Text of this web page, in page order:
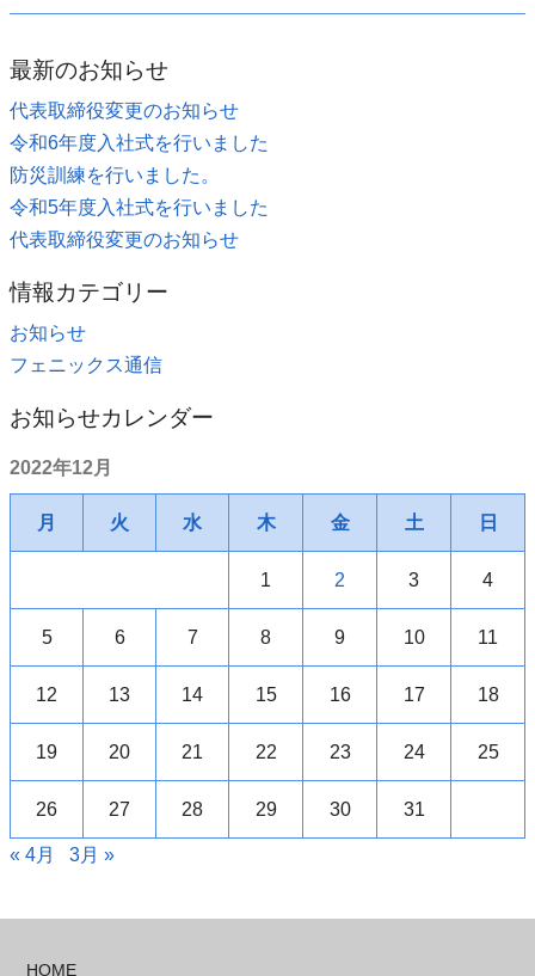
最新のお知らせ
代表取締役変更のお知らせ
令和6年度入社式を行いました
防災訓練を行いました。
令和5年度入社式を行いました
代表取締役変更のお知らせ
情報カテゴリー
お知らせ
フェニックス通信
お知らせカレンダー
2022年12月
月 火 水 木 金 土 日
1 2 3 4
5 6 7 8 9 10 11
12 13 14 15 16 17 18
19 20 21 22 23 24 25
26 27 28 29 30 31
« 4月 3月 »
HOME